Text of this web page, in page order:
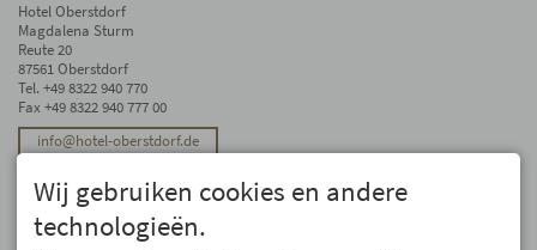
Hotel Oberstdorf
Magdalena Sturm
Reute 20
87561 Oberstdorf
Tel. +49 8322 940 770
Fax +49 8322 940 777 00
info@hotel-oberstdorf.de
Stay up to date
We will not forward your email address. And we don’t like spam, either. We
promise! You can unsubscribe at any time.
Wij gebruiken cookies en andere
technologieën.